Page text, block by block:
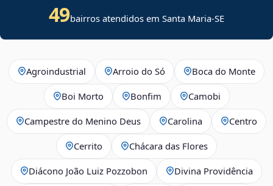
49bairros atendidos em Santa Maria-SE
Agroindustrial Arroio do Só Boca do Monte
Boi Morto Bonfim Camobi
Campestre do Menino Deus Carolina Centro
Cerrito Chácara das Flores
Diácono João Luiz Pozzobon Divina Providência